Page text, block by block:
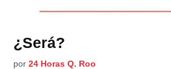
¿Será?
por 24 Horas Q. Roo